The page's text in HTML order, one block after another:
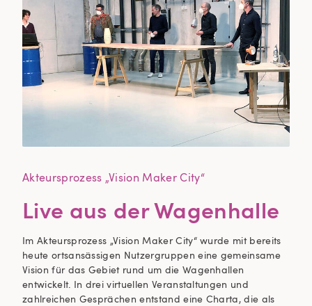
Akteursprozess „Vision Maker City“
Live aus der Wagenhalle
Im Akteursprozess „Vision Maker City“ wurde mit bereits
heute ortsansässigen Nutzergruppen eine gemeinsame
Vision für das Gebiet rund um die Wagen hallen
entwickelt. In drei virtuellen Veranstaltungen und
zahlreichen Gesprächen entstand eine Charta, die als